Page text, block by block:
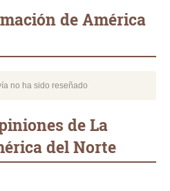
de América
no ha sido reseñado
de La
del Norte